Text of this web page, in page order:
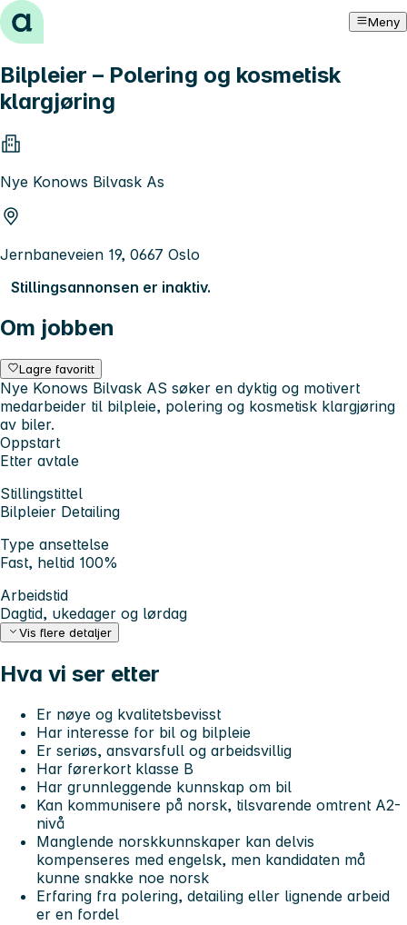
Hopp til innhold Meny
Bilpleier – Polering og kosmetisk
klargjøring
Nye Konows Bilvask As
Jernbaneveien 19, 0667 Oslo
Stillingsannonsen er inaktiv.
Om jobben
Lagre favoritt
Nye Konows Bilvask AS søker en dyktig og motivert
medarbeider til bilpleie, polering og kosmetisk klargjøring
av biler.
Oppstart
Etter avtale
Stillingstittel
Bilpleier Detailing
Type ansettelse
Fast, heltid 100%
Arbeidstid
Dagtid, ukedager og lørdag
Vis flere detaljer
Hva vi ser etter
Er nøye og kvalitetsbevisst
Har interesse for bil og bilpleie
Er seriøs, ansvarsfull og arbeidsvillig
Har førerkort klasse B
Har grunnleggende kunnskap om bil
Kan kommunisere på norsk, tilsvarende omtrent A2-
nivå
Manglende norskkunnskaper kan delvis
kompenseres med engelsk, men kandidaten må
kunne snakke noe norsk
Erfaring fra polering, detailing eller lignende arbeid
er en fordel